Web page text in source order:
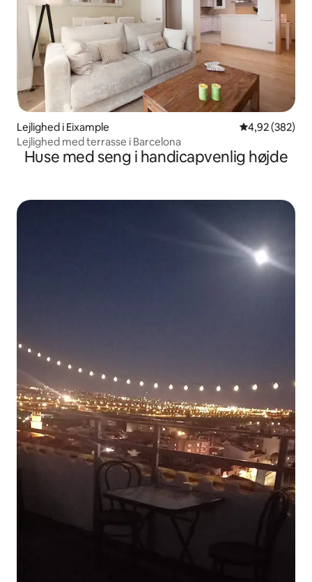
Lejlighed i Eixample 4,92 ud af 5 i
4,92 (382)
Lejlighed med terrasse i Barcelona
Huse med seng i handicapvenlig højde